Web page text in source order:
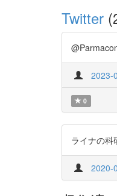
Twitter
2023-
0
ライナの科
2020-